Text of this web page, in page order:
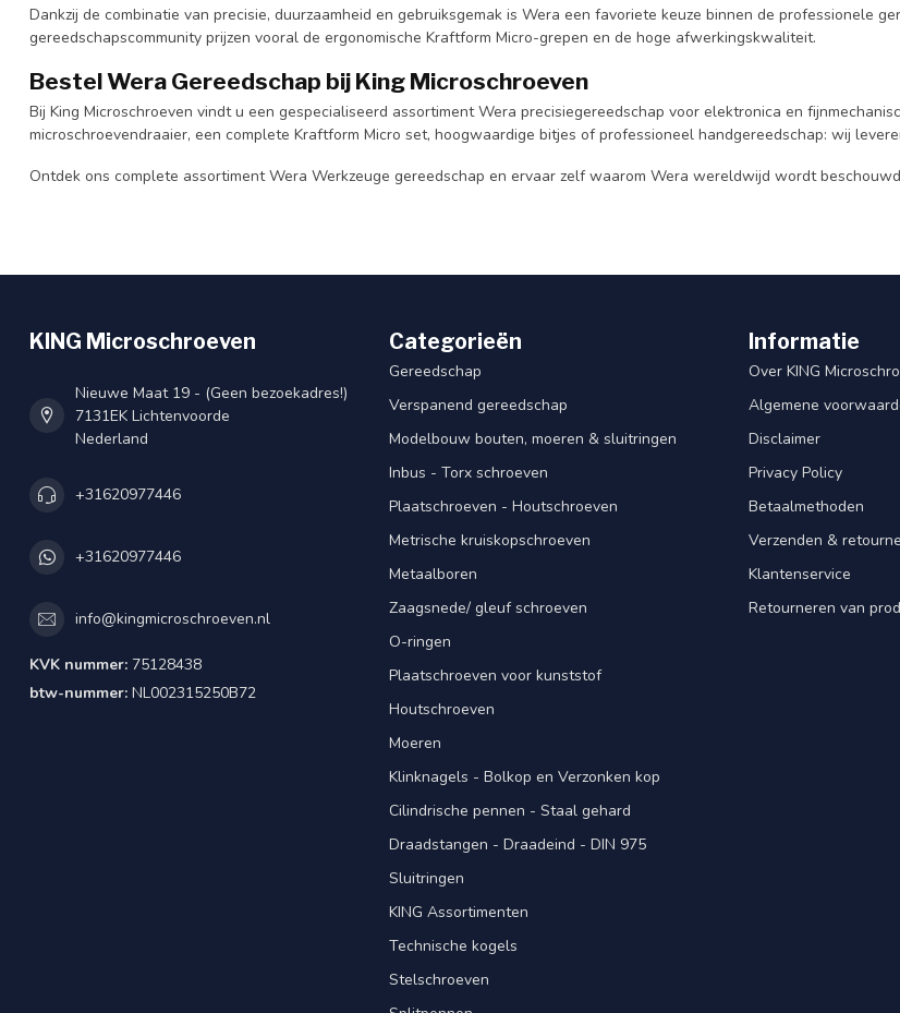
Dankzij de combinatie van precisie, duurzaamheid en gebruiksgemak is Wera een favoriete keuze binnen de professionele
gereedschapscommunity prijzen vooral de ergonomische Kraftform Micro-grepen en de hoge afwerkingskwaliteit.
Bestel Wera Gereedschap bij King Microschroeven
Bij King Microschroeven vindt u een gespecialiseerd assortiment Wera precisiegereedschap voor elektronica en
microschroevendraaier, een complete Kraftform Micro set, hoogwaardige bitjes of professioneel handgereedschap: wij
Ontdek ons complete assortiment Wera Werkzeuge gereedschap en ervaar zelf waarom Wera wereldwijd wordt
KING Microschroeven
Nieuwe Maat 19 - (Geen bezoekadres!)
7131EK Lichtenvoorde
Nederland
+31620977446
+31620977446
info@kingmicroschroeven.nl
KVK nummer: 75128438
btw-nummer: NL002315250B72
Categorieën
Gereedschap
Verspanend gereedschap
Modelbouw bouten, moeren & sluitringen
Inbus - Torx schroeven
Plaatschroeven - Houtschroeven
Metrische kruiskopschroeven
Metaalboren
Zaagsnede/ gleuf schroeven
O-ringen
Plaatschroeven voor kunststof
Houtschroeven
Moeren
Klinknagels - Bolkop en Verzonken kop
Cilindrische pennen - Staal gehard
Draadstangen - Draadeind - DIN 975
Sluitringen
KING Assortimenten
Technische kogels
Stelschroeven
Informatie
Over KING
Algemene
Disclaimer
Privacy Policy
Betaalmethoden
Verzenden &
Klantenservice
Retourneren van